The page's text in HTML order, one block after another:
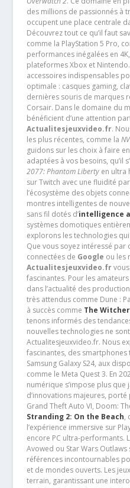
des millions de passionnés à
occupent une place centrale
Découvrez tout ce qu’il faut
comme la PlayStation 5 Pro,
performances inégalées en
plateformes Xbox et
accessoires indispensables
optimale : casques gaming,
dernières souris de marques
Corsair. Dans le domaine du
bénéficient d’une attention
Actualitesjeuxvideo.fr.
les plus récentes, comme la
guidons sur les choix à faire
adaptées à vos besoins, qu’il
2077: Phantom Libertyen ultra
sur Twitch avec une fluidité
l’écosystème des objets
montres intelligentes de
sans fil dotés d’intelligence
systèmes domotiques
explorons les technologies
Que vous soyez intéressé
connectées de Google ou les
Actualitesjeuxvideo.frvous
fascinantes. Pour les
dans l’actualité des
très attendus comme Dune :
à succès comme The Witcher
tenons informés des
nouvelles technologies ne
Actualitesjeuxvideo.fr. Nous
fascinantes, des smartphones
Samsung Galaxy S24, aux
comme le Meta Quest 3. En
numérique s’impose plus
d’innovations majeures,
Grand Theft Auto VI, Doom:
Stranding 2: On the Beach,
l’expérience immersive sur
encore PC ultra-performants.
Avowed ou Star Wars
références incontournables
et de mondes ouverts. Les
terrain, garantissant une